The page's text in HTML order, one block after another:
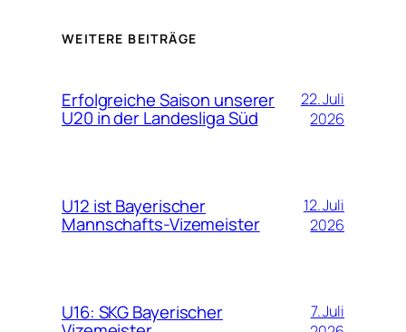
WEITERE BEITRÄGE
Erfolgreiche Saison unserer
U20 in der Landesliga Süd
22. Juli
2026
U12 ist Bayerischer
Mannschafts-Vizemeister
12. Juli
2026
U16: SKG Bayerischer
7. Juli